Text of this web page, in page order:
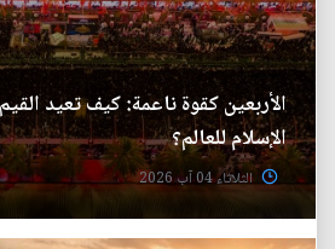
الأربعين كقوة ناعمة: كيف تعيد
الإسلام للعالم؟
الثلاثاء 04 آب 2026